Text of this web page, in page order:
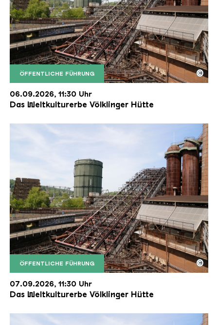
ÖFFENTLICHE FÜHRUNG
Der Erzschrägaufzug der Völklinger Hütte mit
Copyright: Weltkulturerbe Völklinger Hütte | Karl
©
06.09.2026, 11:30 Uhr
Das Weltkulturerbe Völklinger Hütte
ÖFFENTLICHE FÜHRUNG
Der Erzschrägaufzug der Völklinger Hütte mit
Copyright: Weltkulturerbe Völklinger Hütte | Karl
©
07.09.2026, 11:30 Uhr
Das Weltkulturerbe Völklinger Hütte